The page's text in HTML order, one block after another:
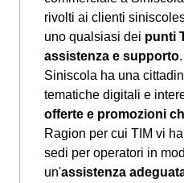
rivolti ai clienti
uno qualsiasi dei punti
assistenza e supporto
Siniscola ha una
tematiche digitali e
offerte e promozioni
Ragion per cui TIM vi
sedi per operatori in
un'assistenza